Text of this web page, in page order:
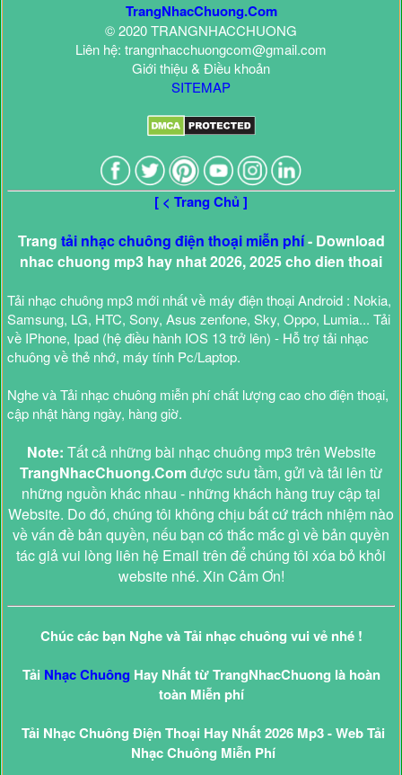
TrangNhacChuong.Com
© 2020 TRANGNHACCHUONG
Liên hệ: trangnhacchuongcom@gmail.com
Giới thiệu & Điều khoản
SITEMAP
[ < Trang Chủ ]
Trang tải nhạc chuông điện thoại miễn phí- Download
nhac chuong mp3 hay nhat 2026, 2025 cho dien thoai
Tải nhạc chuông mp3 mới nhất về máy điện thoại Android : Nokia,
Samsung, LG, HTC, Sony, Asus zenfone, Sky, Oppo, Lumia... Tải
về IPhone, Ipad (hệ điều hành IOS 13 trở lên) - Hỗ trợ tải nhạc
chuông về thẻ nhớ, máy tính Pc/Laptop.
Nghe và Tải nhạc chuông miễn phí chất lượng cao cho điện thoại,
cập nhật hàng ngày, hàng giờ.
Note: Tất cả những bài nhạc chuông mp3 trên Website
TrangNhacChuong.Comđược sưu tầm, gửi và tải lên từ
những nguồn khác nhau - những khách hàng truy cập tại
Website. Do đó, chúng tôi không chịu bất cứ trách nhiệm nào
về vấn đề bản quyền, nếu bạn có thắc mắc gì về bản quyền
tác giả vui lòng liên hệ Email trên để chúng tôi xóa bỏ khỏi
website nhé. Xin Cảm Ơn!
Chúc các bạn Nghe và Tải nhạc chuông vui vẻ nhé !
Tải Nhạc Chuông Hay Nhất từ TrangNhacChuong là hoàn
toàn Miễn phí
Tải Nhạc Chuông Điện Thoại Hay Nhất 2026 Mp3 - Web Tải
Nhạc Chuông Miễn Phí